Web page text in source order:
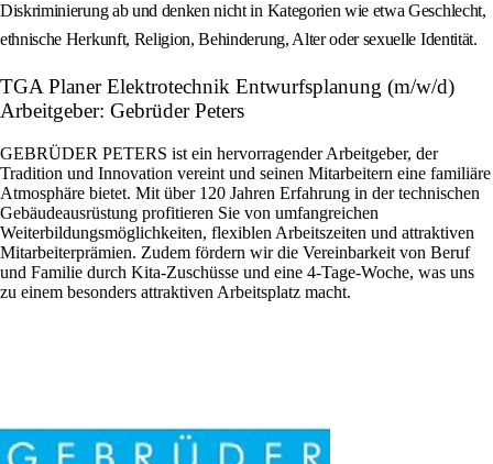
Diskriminierung ab und denken nicht in Kategorien wie etwa Geschlecht,
ethnische Herkunft, Religion, Behinderung, Alter oder sexuelle Identität.
TGA Planer Elektrotechnik Entwurfsplanung (m/w/d)
Arbeitgeber: Gebrüder Peters
GEBRÜDER PETERS ist ein hervorragender Arbeitgeber, der
Tradition und Innovation vereint und seinen Mitarbeitern eine familiäre
Atmosphäre bietet. Mit über 120 Jahren Erfahrung in der technischen
Gebäudeausrüstung profitieren Sie von umfangreichen
Weiterbildungsmöglichkeiten, flexiblen Arbeitszeiten und attraktiven
Mitarbeiterprämien. Zudem fördern wir die Vereinbarkeit von Beruf
und Familie durch Kita-Zuschüsse und eine 4-Tage-Woche, was uns
zu einem besonders attraktiven Arbeitsplatz macht.